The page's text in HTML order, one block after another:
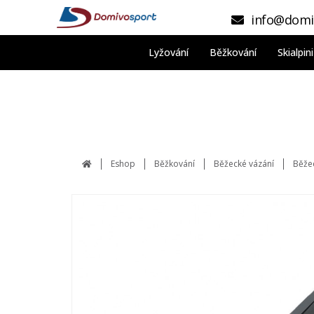
Lyžování Běžkování
Eshop Běžkování Běžecké vázání